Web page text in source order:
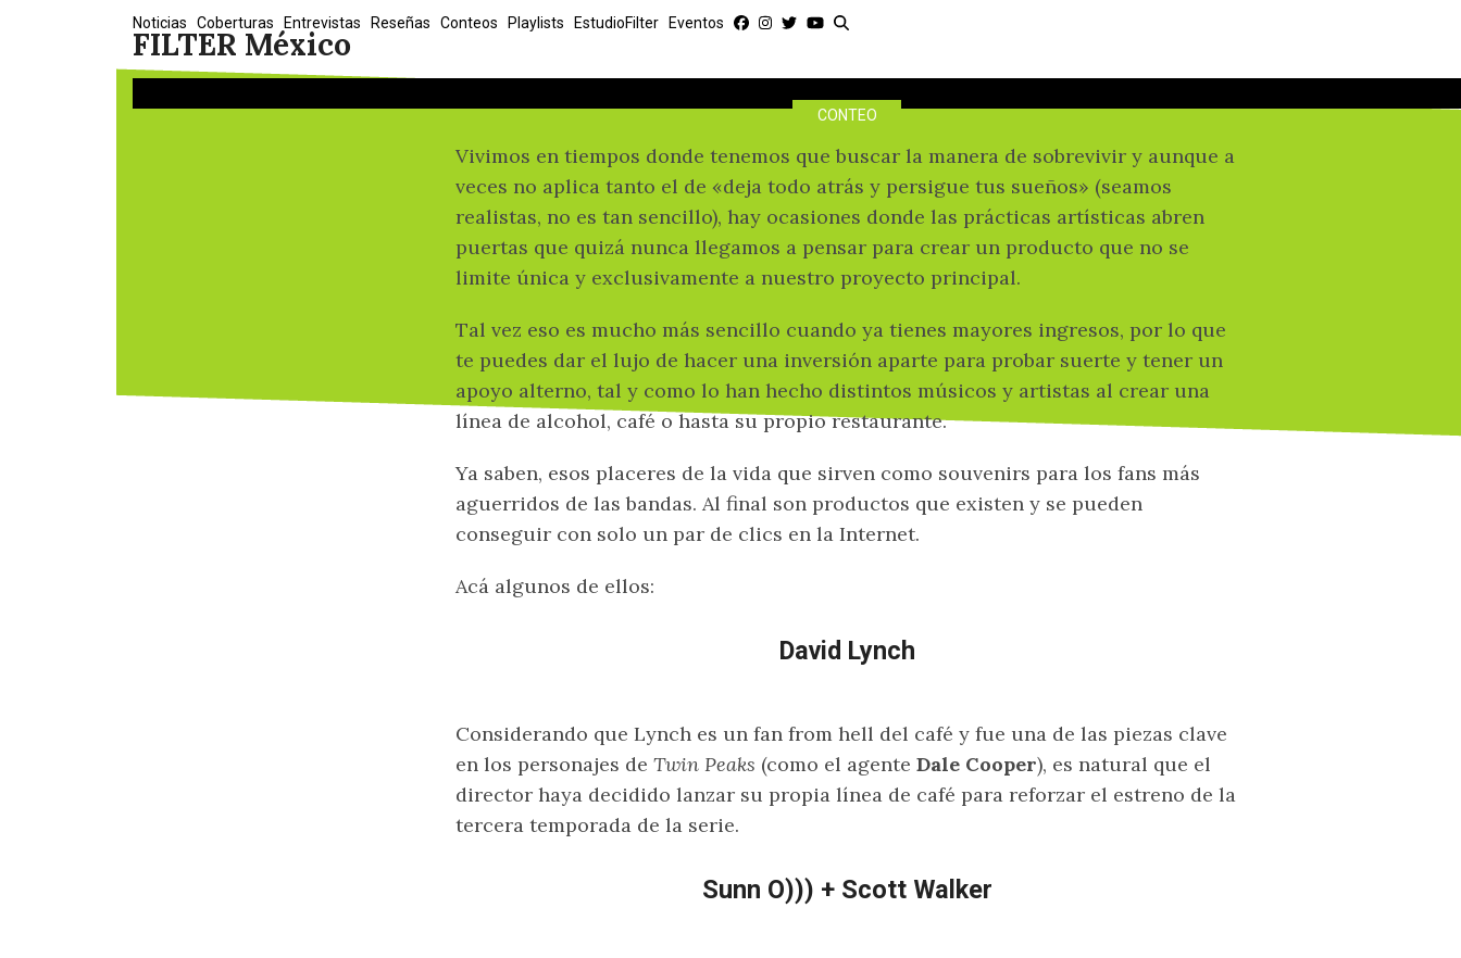
FILTER México
Noticias Coberturas Entrevistas Reseñas Conteos Playlists EstudioFilter Eventos
CONTEO
Vivimos en tiempos donde tenemos que buscar la manera de sobrevivir y aunque a
veces no aplica tanto el de «deja todo atrás y persigue tus sueños» (seamos
realistas, no es tan sencillo), hay ocasiones donde las prácticas artísticas abren
puertas que quizá nunca llegamos a pensar para crear un producto que no se
limite única y exclusivamente a nuestro proyecto principal.
Tal vez eso es mucho más sencillo cuando ya tienes mayores ingresos, por lo que
te puedes dar el lujo de hacer una inversión aparte para probar suerte y tener un
apoyo alterno, tal y como lo han hecho distintos músicos y artistas al crear una
línea de alcohol, café o hasta su propio restaurante.
Ya saben, esos placeres de la vida que sirven como souvenirs para los fans más
aguerridos de las bandas. Al final son productos que existen y se pueden
conseguir con solo un par de clics en la Internet.
Acá algunos de ellos:
David Lynch
Considerando que Lynch es un fan from hell del café y fue una de las piezas clave
en los personajes de Twin Peaks (como el agente Dale Cooper), es natural que el
director haya decidido lanzar su propia línea de café para reforzar el estreno de la
tercera temporada de la serie.
Sunn O))) + Scott Walker